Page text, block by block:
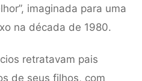
imaginada para uma
na década de 1980.
retratavam pais
de seus filhos, com